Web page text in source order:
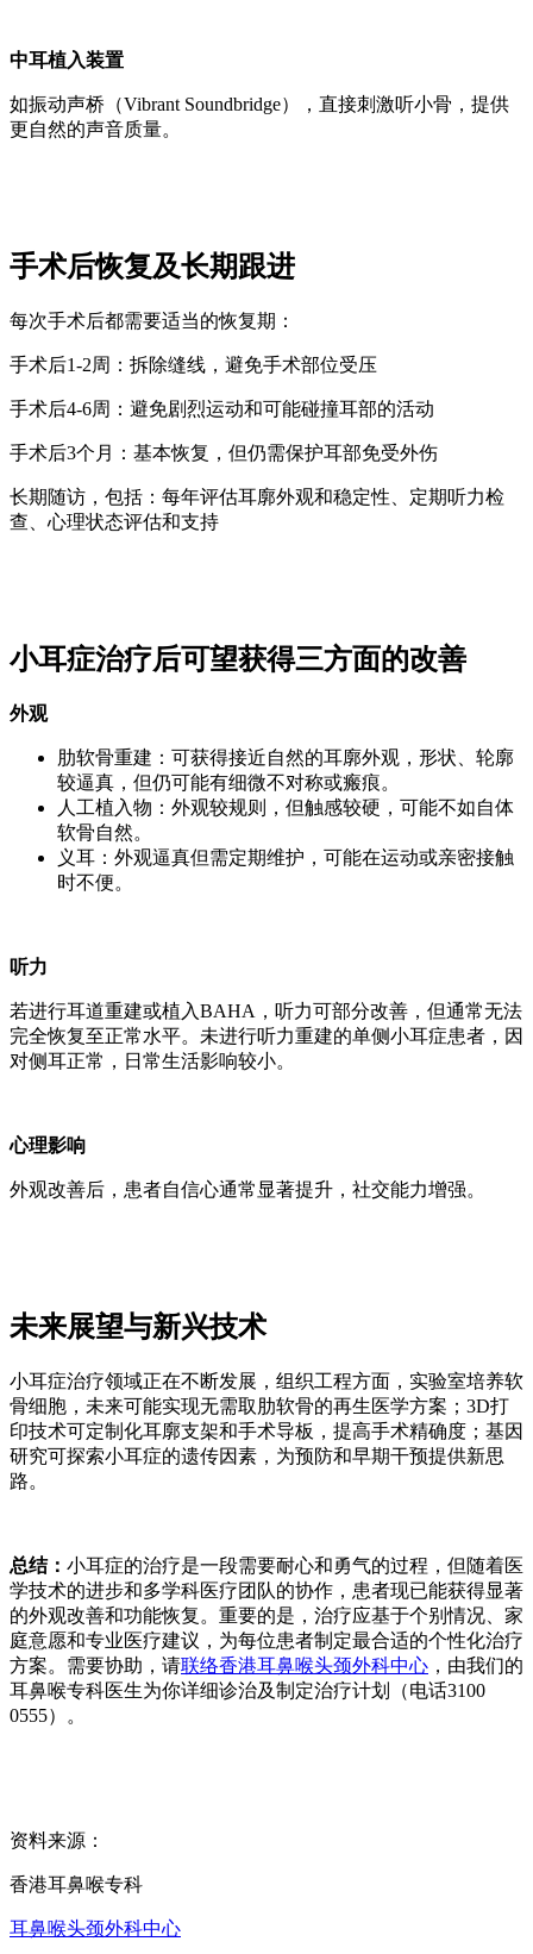
中耳植入装置
如振动声桥（Vibrant Soundbridge），直接刺激听小骨，提供
更自然的声音质量。
手术后恢复及长期跟进
每次手术后都需要适当的恢复期：
手术后1-2周：拆除缝线，避免手术部位受压
手术后4-6周：避免剧烈运动和可能碰撞耳部的活动
手术后3个月：基本恢复，但仍需保护耳部免受外伤
长期随访，包括：每年评估耳廓外观和稳定性、定期听力检
查、心理状态评估和支持
小耳症治疗后可望获得三方面的改善
外观
肋软骨重建：可获得接近自然的耳廓外观，形状、轮廓
较逼真，但仍可能有细微不对称或瘢痕。
人工植入物：外观较规则，但触感较硬，可能不如自体
软骨自然。
义耳：外观逼真但需定期维护，可能在运动或亲密接触
时不便。
听力
若进行耳道重建或植入BAHA，听力可部分改善，但通常无法
完全恢复至正常水平。未进行听力重建的单侧小耳症患者，因
对侧耳正常，日常生活影响较小。
心理影响
外观改善后，患者自信心通常显著提升，社交能力增强。
未来展望与新兴技术
小耳症治疗领域正在不断发展，组织工程方面，实验室培养软
骨细胞，未来可能实现无需取肋软骨的再生医学方案；3D打
印技术可定制化耳廓支架和手术导板，提高手术精确度；基因
研究可探索小耳症的遗传因素，为预防和早期干预提供新思
路。
总结： 小耳症的治疗是一段需要耐心和勇气的过程，但随着医
学技术的进步和多学科医疗团队的协作，患者现已能获得显著
的外观改善和功能恢复。重要的是，治疗应基于个别情况、家
庭意愿和专业医疗建议，为每位患者制定最合适的个性化治疗
方案。需要协助，请联络香港耳鼻喉头颈外科中心 ，由我们的
耳鼻喉专科医生为你详细诊治及制定治疗计划（电话3100
0555）。
资料来源：
香港耳鼻喉专科
耳鼻喉头颈外科中心